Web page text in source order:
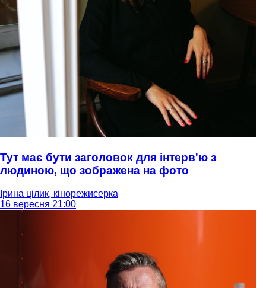
Тут має бути заголовок для інтерв'ю з
людиною, що зображена на фото
Ірина цілик, кінорежисерка
16 вересня 21:00